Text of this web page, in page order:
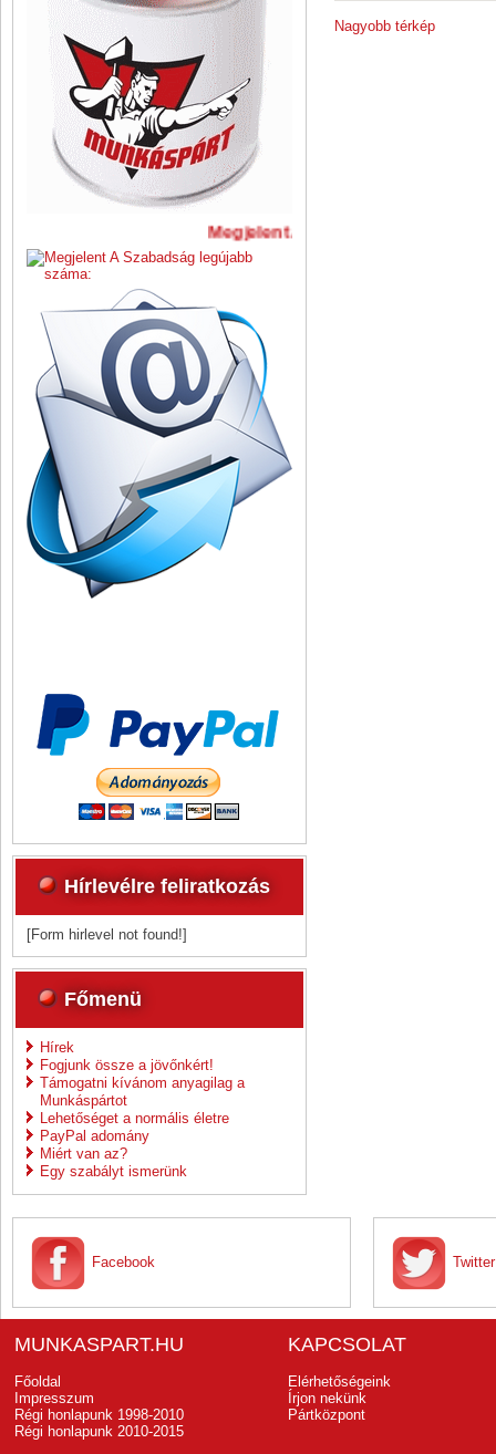
Megjelent A Szabadság legújabb
Hírlevélre feliratkozás
[Form hirlevel not found!]
Főmenü
Hírek
Fogjunk össze a jövőnkért!
Támogatni kívánom anyagilag a
Munkáspártot
Lehetőséget a normális életre
PayPal adomány
Miért van az?
Egy szabályt ismerünk
Nagyobb térkép
Facebook Twitter
MUNKASPART.HU
Főoldal
Impresszum
Régi honlapunk 1998-2010
Régi honlapunk 2010-2015
KAPCSOLAT
Elérhetőségeink
Írjon nekünk
Pártközpont